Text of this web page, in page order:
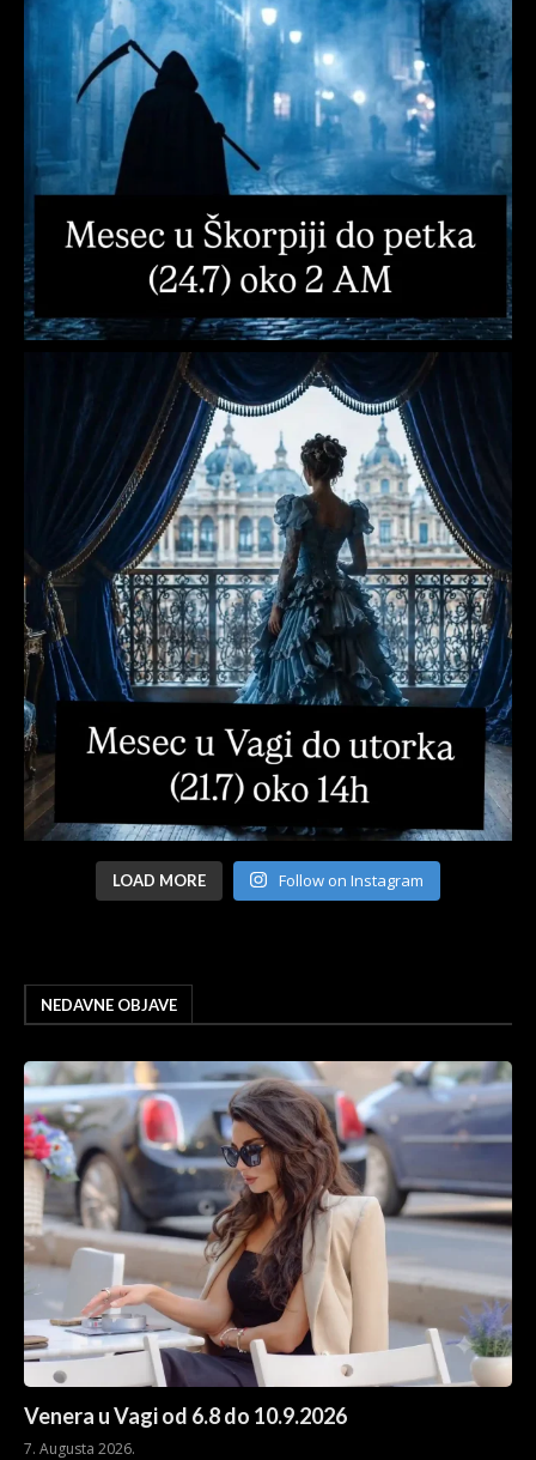
LOAD MORE Follow on Instagram
NEDAVNE OBJAVE
Venera u Vagi od 6.8 do 10.9.2026
7. Augusta 2026.